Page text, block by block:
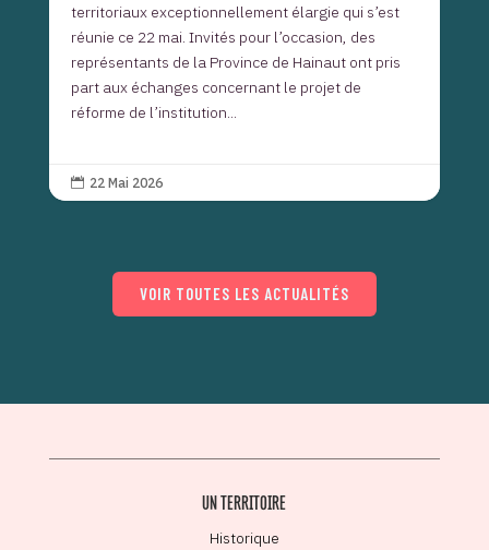
territoriaux exceptionnellement élargie qui s’est
réunie ce 22 mai. Invités pour l’occasion, des
représentants de la Province de Hainaut ont pris
part aux échanges concernant le projet de
réforme de l’institution...
 22 Mai 2026
VOIR TOUTES LES ACTUALITÉS
UN TERRITOIRE
Historique